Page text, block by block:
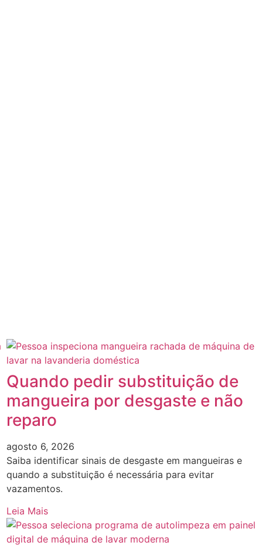
Quando pedir substituição de
mangueira por desgaste e não
reparo
agosto 6, 2026
Saiba identificar sinais de desgaste em mangueiras e
quando a substituição é necessária para evitar
vazamentos.
Leia Mais